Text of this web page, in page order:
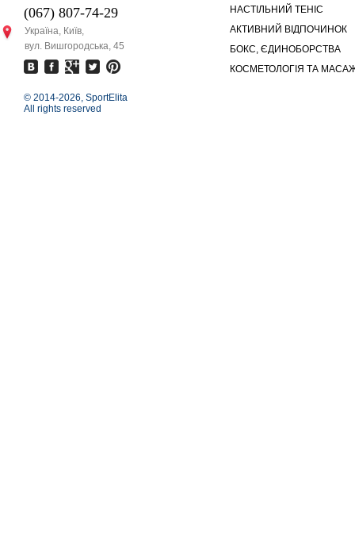
(067) 807-74-29
Україна, Київ,
вул. Вишгородська, 45
© 2014-2026, SportElita
All rights reserved
НАСТІЛЬНИЙ ТЕНІС
АКТИВНИЙ ВІДПОЧИНОК
БОКС, ЄДИНОБОРСТВА
КОСМЕТОЛОГІЯ ТА